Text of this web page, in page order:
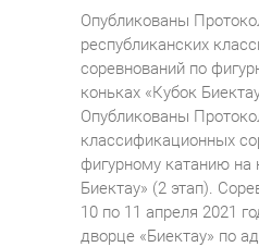
Опубликованы
республиканских
соревнований по
коньках «Кубок
Опубликованы
классификационных
фигурному катанию на
Биектау» (2 этап).
10 по 11 апреля 2021
дворце «Биектау» по